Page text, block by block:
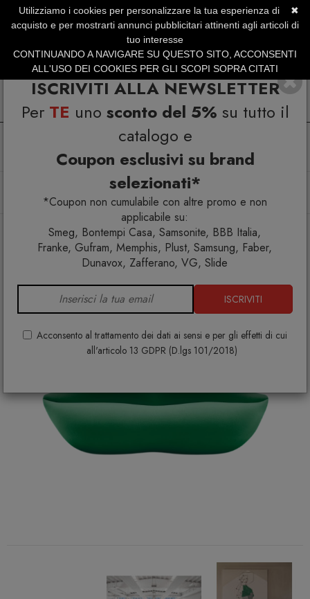
ISCRIVITI ALLA NEWSLETTER
Per TE uno sconto del 5% su tutto il
catalogo e
Coupon esclusivi su brand
selezionati*
*Coupon non cumulabile con altre promo e non
applicabile su:
Smeg, Bontempi Casa, Samsonite, BBB Italia,
Franke, Gufram, Memphis, Plust, Samsung, Faber,
Dunavox, Zafferano, VG, Slide
ISCRIVITI
Acconsento al trattamento dei dati ai sensi e per gli effetti di cui
all'articolo 13 GDPR (D.lgs 101/2018)
SERVIZIO CLIENTI +39.0773.470.562
SUMMER SALES | Fino al 31 Agosto
Arredo interno
Gufram Unlimited Divano Forest 355
✖
Utilizziamo i cookies per personalizzare la tua esperienza di
acquisto e per mostrarti annunci pubblicitari attinenti agli articoli di
tuo interesse
CONTINUANDO A NAVIGARE SU QUESTO SITO, ACCONSENTI
ALL'USO DEI COOKIES PER GLI SCOPI SOPRA CITATI